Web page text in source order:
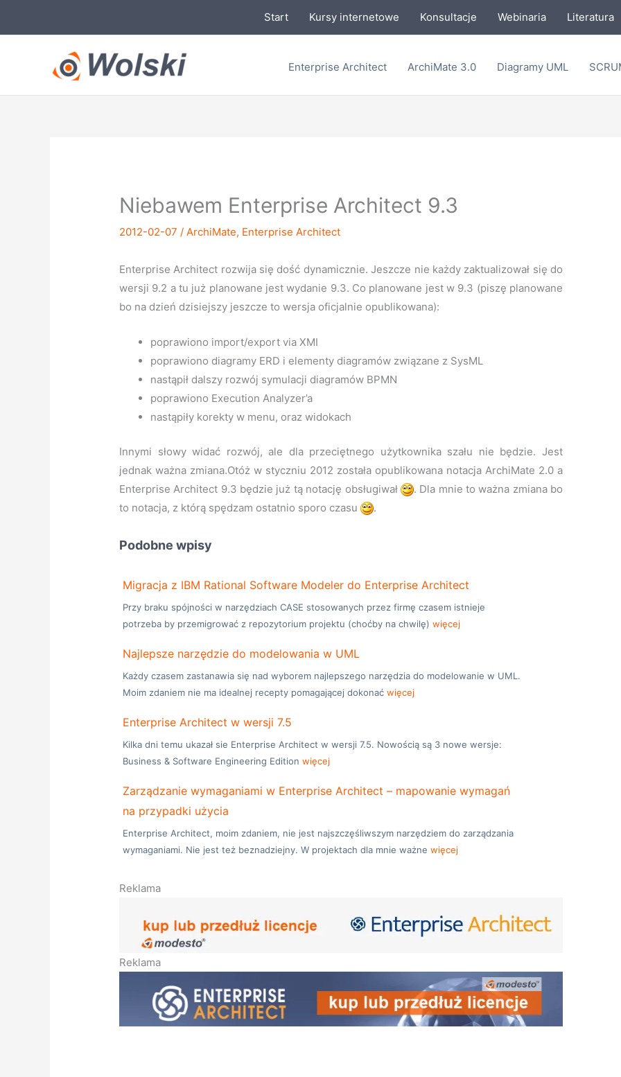
Start Kursy internetowe Konsultacje Webinaria Literatura
Enterprise Architect ArchiMate 3.0 Diagramy UML
Niebawem Enterprise Architect 9.3
2012-02-07/ArchiMate, Enterprise Architect
Enterprise Architect rozwija się dość dynamicznie. Jeszcze nie każdy zaktualizował się do
wersji 9.2 a tu już planowane jest wydanie 9.3. Co planowane jest w 9.3 (piszę planowane
bo na dzień dzisiejszy jeszcze to wersja oficjalnie opublikowana):
poprawiono import/export via XMI
poprawiono diagramy ERD i elementy diagramów związane z SysML
nastąpił dalszy rozwój symulacji diagramów BPMN
poprawiono Execution Analyzer’a
nastąpiły korekty w menu, oraz widokach
Innymi słowy widać rozwój, ale dla przeciętnego użytkownika szału nie będzie. Jest
jednak ważna zmiana.Otóż w styczniu 2012 została opublikowana notacja ArchiMate 2.0 a
Enterprise Architect 9.3 będzie już tą notację obsługiwał
. Dla mnie to ważna zmiana bo
to notacja, z którą spędzam ostatnio sporo czasu
.
Podobne wpisy
Migracja z IBM Rational Software Modeler do Enterprise Architect
Przy braku spójności w narzędziach CASE stosowanych przez firmę czasem istnieje
potrzeba by przemigrować z repozytorium projektu (choćby na chwilę)więcej
Najlepsze narzędzie do modelowania w UML
Każdy czasem zastanawia się nad wyborem najlepszego narzędzia do modelowanie w UML.
Moim zdaniem nie ma idealnej recepty pomagającej dokonaćwięcej
Enterprise Architect w wersji 7.5
Kilka dni temu ukazał sie Enterprise Architect w wersji 7.5. Nowością są 3 nowe wersje:
Business & Software Engineering Editionwięcej
Zarządzanie wymaganiami w Enterprise Architect – mapowanie wymagań
na przypadki użycia
Enterprise Architect, moim zdaniem, nie jest najszczęśliwszym narzędziem do zarządzania
wymaganiami. Nie jest też beznadziejny. W projektach dla mnie ważnewięcej
Reklama
Reklama